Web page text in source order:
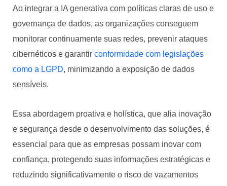
Ao integrar a IA generativa com políticas claras de uso e
governança de dados, as organizações conseguem
monitorar continuamente suas redes, prevenir ataques
cibernéticos e garantir conformidade com legislações
como a LGPD, minimizando a exposição de dados
sensíveis.
Essa abordagem proativa e holística, que alia inovação
e segurança desde o desenvolvimento das soluções, é
essencial para que as empresas possam inovar com
confiança, protegendo suas informações estratégicas e
reduzindo significativamente o risco de vazamentos